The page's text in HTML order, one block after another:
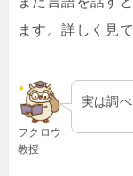
ます。詳しく見
フクロウ
教授
実は調